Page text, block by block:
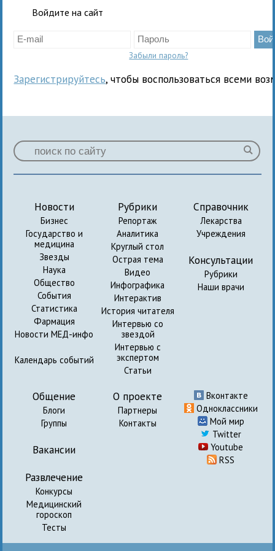
Войдите на сайт
Забыли пароль?
Зарегистрируйтесь, чтобы воспользоваться всеми
Новости
Бизнес
Государство и
медицина
Звезды
Наука
Общество
События
Статистика
Фармация
Новости МЕД-инфо
Календарь событий
Рубрики
Репортаж
Аналитика
Круглый стол
Острая тема
Видео
Инфографика
Интерактив
История читателя
Интервью со
звездой
Интервью с
экспертом
Статьи
Справочник
Лекарства
Учреждения
Консультации
Рубрики
Наши врачи
Общение
Блоги
Группы
Вакансии
Развлечение
Конкурсы
Медицинский
гороскоп
Тесты
О проекте
Партнеры
Контакты
Вконтакте
Одноклассники
Мой мир
Twitter
Youtube
RSS